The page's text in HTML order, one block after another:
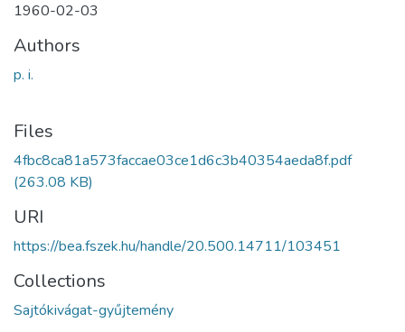
1960-02-03
Authors
p. i.
Files
4fbc8ca81a573faccae03ce1d6c3b40354aeda8f.pdf
(263.08 KB)
URI
https://bea.fszek.hu/handle/20.500.14711/103451
Collections
Sajtókivágat-gyűjtemény